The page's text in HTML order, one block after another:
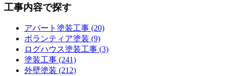
工事内容で探す
アパート塗装工事 (20)
ボランティア塗装 (9)
ログハウス塗装工事 (3)
塗装工事 (241)
外壁塗装 (212)